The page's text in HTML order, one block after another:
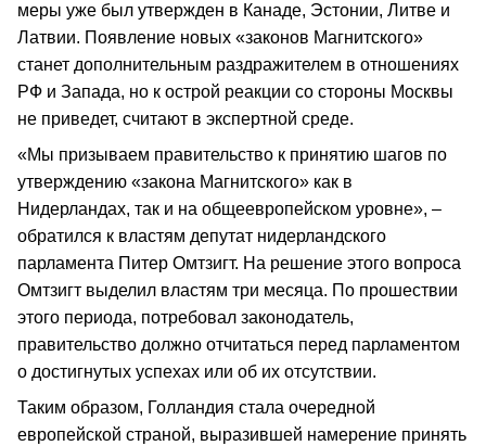
меры уже был утвержден в Канаде, Эстонии, Литве и
Латвии. Появление новых «законов Магнитского»
станет дополнительным раздражителем в отношениях
РФ и Запада, но к острой реакции со стороны Москвы
не приведет, считают в экспертной среде.
«Мы призываем правительство к принятию шагов по
утверждению «закона Магнитского» как в
Нидерландах, так и на общеевропейском уровне», –
обратился к властям депутат нидерландского
парламента Питер Омтзигт. На решение этого вопроса
Омтзигт выделил властям три месяца. По прошествии
этого периода, потребовал законодатель,
правительство должно отчитаться перед парламентом
о достигнутых успехах или об их отсутствии.
Таким образом, Голландия стала очередной
европейской страной, выразившей намерение принять